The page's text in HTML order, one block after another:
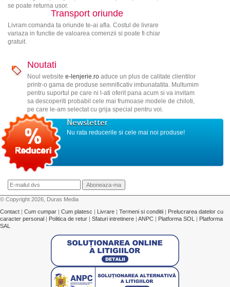
se poate returna usor.
Transport oriunde
Livram comanda ta oriunde te-ai afla. Costul de livrare
variaza in functie de valoarea comenzii si poate fi chiar
gratuit.
Noutati
Noul website e-lenjerie.roaduce un plus de calitate clientilor
printr-o gama de produse semnificativ imbunatatita. Multumim
pentru suportul pe care ni l-ati oferit pana acum si va invitam
sa descoperiti probabil cele mai frumoase modele de chiloti,
pe care le-am selectat cu grija special pentru voi.
Newsletter
Nu rata reducerile si cele mai noi produse!
© Copyright 2026, Duras Media
Contact | Cum cumpar | Cum platesc | Livrare | Termeni si conditii | Prelucrarea datelor cu
caracter personal | Politica de retur | Sfaturi intretinere | ANPC | Platforma SOL | Platforma
SAL